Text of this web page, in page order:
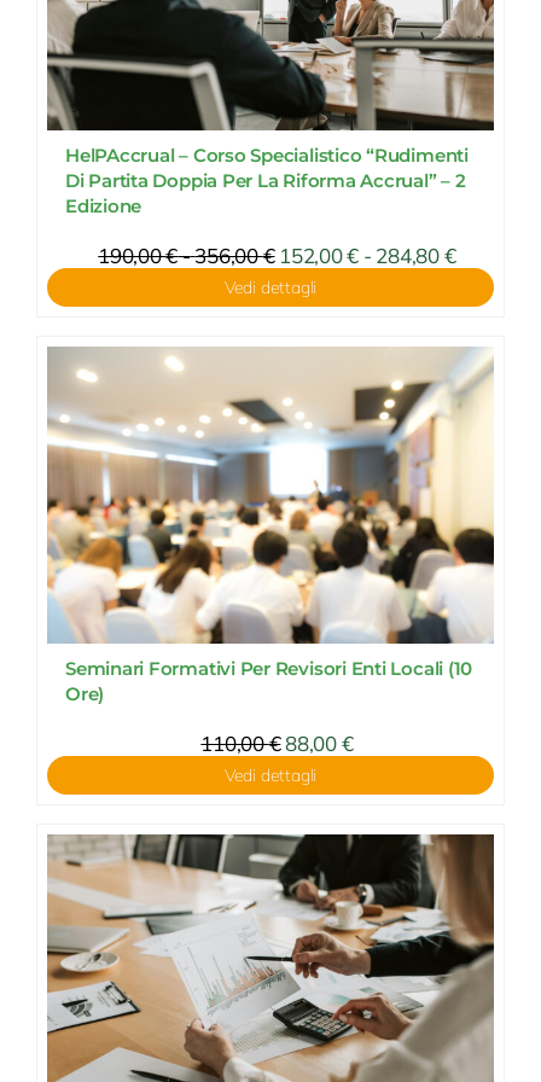
HelPAccrual – Corso Specialistico “Rudimenti
Di Partita Doppia Per La Riforma Accrual” – 2
Edizione
190,00€-356,00€Fascia
di
prezzo:
356,00 €
152,00€ - 284,80€Fascia
prezzo:
152,00 €
a
284,80 €
Vedi dettagli
Seminari Formativi Per Revisori Enti Locali (10
Ore)
110,00€88,00€
Vedi dettagli